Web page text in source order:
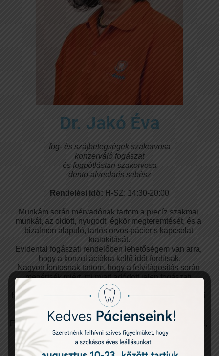
Dr. Jakó Éva
fog- és szájbetegségek szakorvosa
konzerváló fogászat
és fogpótlástan szakorvosa
dento-alveolaris sebész
Rendelési idő: H-SZ: 14:30-20:00
Munkám során mérvadónak tartom a precíz szakmai
munkát, az oldott, nyugodt légkör megteremtését, és a
bizalmon alapuló, tartós orvos-páciens kapcsolat
kialakítását.
Evidental fogászati rendelőben lehetőségem van arra,
hogy a konzultációkra kellő időt fordítsak.
Nagyon fontosnak tartom, hogy a felvilágosítás során
megértsék miért, mi miatt adódott jelen fogászati
problémájuk kialakulása. Mi várható a kezelés közben,
hogyan orvosoljuk a problémát, és az otthoni gyógyulási
időben mik az egyéni, személyre szabott betartandó
utasítások.
Ezen felül minden esetben pacienseimet biztosítom arról,
hogy a beavatkozást követően a lábadozási idő alatt
bármilyen felmerülő probléma esetén kollégáim a hét
minden napján rendelkezésre állnak.